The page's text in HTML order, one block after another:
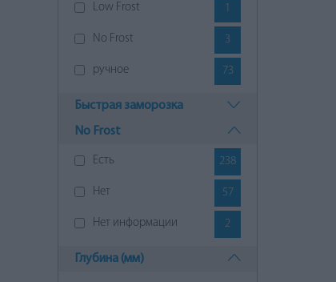
Low Frost 1
No Frost 3
ручное 73
Быстрая заморозка
No Frost
Есть 238
Нет 57
Нет информации 2
Глубина (мм)